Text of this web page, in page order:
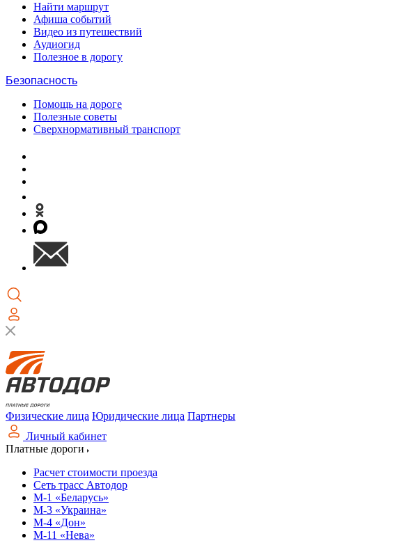
Найти маршрут
Афиша событий
Видео из путешествий
Аудиогид
Полезное в дорогу
Безопасность
Помощь на дороге
Полезные советы
Сверхнормативный транспорт
Физические лица Юридические лица Партнеры
Личный кабинет
Платные дороги
Расчет стоимости проезда
Сеть трасс Автодор
М-1 «Беларусь»
М-3 «Украина»
М-4 «Дон»
М-11 «Нева»